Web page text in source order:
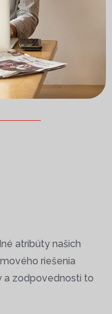
atribúty našich
riešenia
a zodpovednosti to